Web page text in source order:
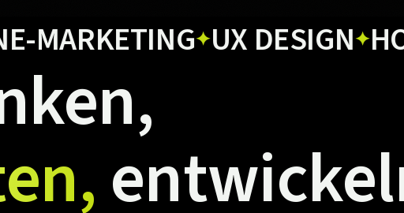
✦UX DESIGN✦